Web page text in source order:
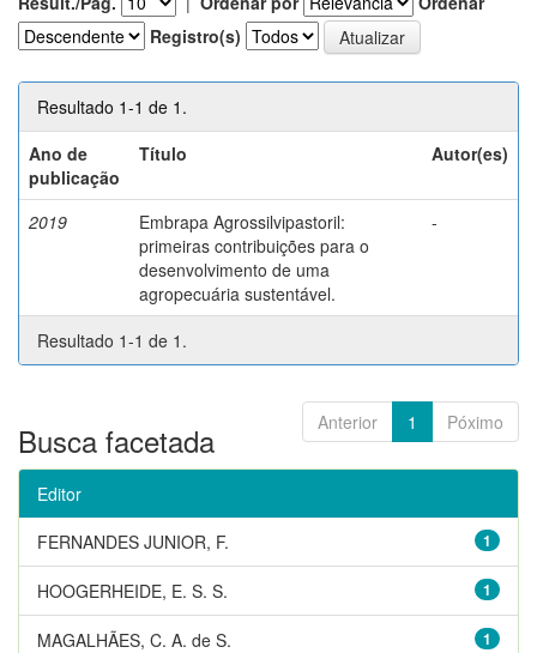
Registro(s)
Resultado 1-1 de 1.
Ano de
publicação
Título Autor(es)
2019
Embrapa Agrossilvipastoril:
primeiras contribuições para o
desenvolvimento de uma
agropecuária sustentável.
-
Resultado 1-1 de 1.
Anterior 1 Póximo
Busca facetada
Editor
1
FERNANDES JUNIOR, F.
1
HOOGERHEIDE, E. S. S.
1
MAGALHÃES, C. A. de S.